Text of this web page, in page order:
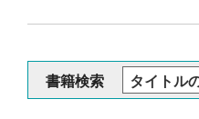
書籍検索